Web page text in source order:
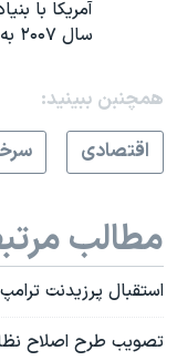
آمریکا با
سال ۲۰۰۷ به صدای آمریکا پیوست.
همچنبن ببینید:
اقتصادی
مطالب
استقبال پرزیدنت
تصویب طرح اصلاح